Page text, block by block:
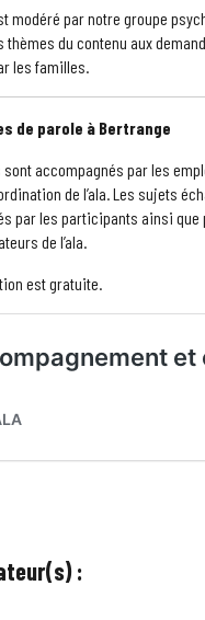
modéré par notre groupe
thèmes du contenu aux
les familles.
de parole à Bertrange
sont accompagnés par les
de l’ala. Les sujets
par les participants ainsi que
de l’ala.
est gratuite.
: